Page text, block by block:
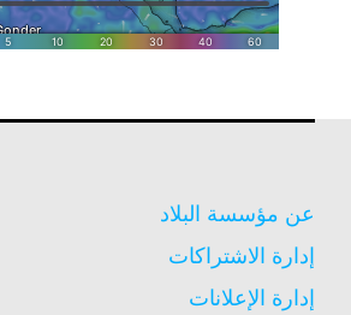
عن مؤسسة البلاد
إدارة الاشتراكات
إدارة الإعلانات